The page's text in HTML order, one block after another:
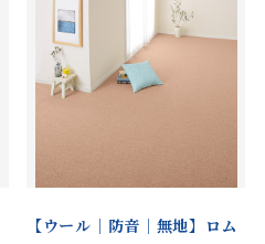
【ウール｜防音｜無地】ロム